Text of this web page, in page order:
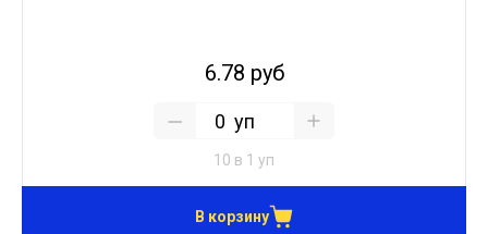
6.78 руб
уп
10 в 1 уп
В корзину